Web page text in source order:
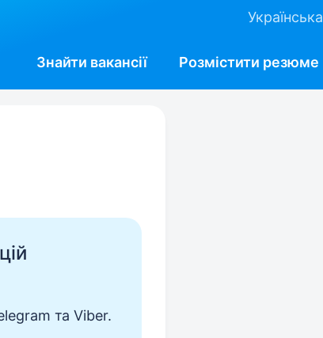
Українська
Знайти вакансії Розмістити резюме
та Viber.